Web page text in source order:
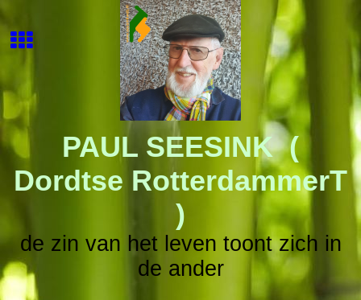
PAUL SEESINK (
Dordtse RotterdammerT
)
de zin van het leven toont zich in
de ander